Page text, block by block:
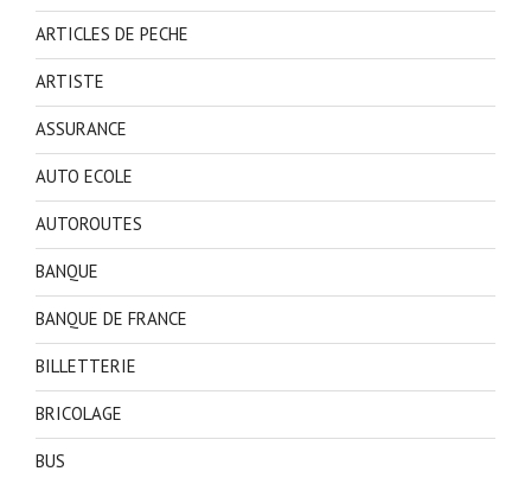
ARTICLES DE PECHE
ARTISTE
ASSURANCE
AUTO ECOLE
AUTOROUTES
BANQUE
BANQUE DE FRANCE
BILLETTERIE
BRICOLAGE
BUS